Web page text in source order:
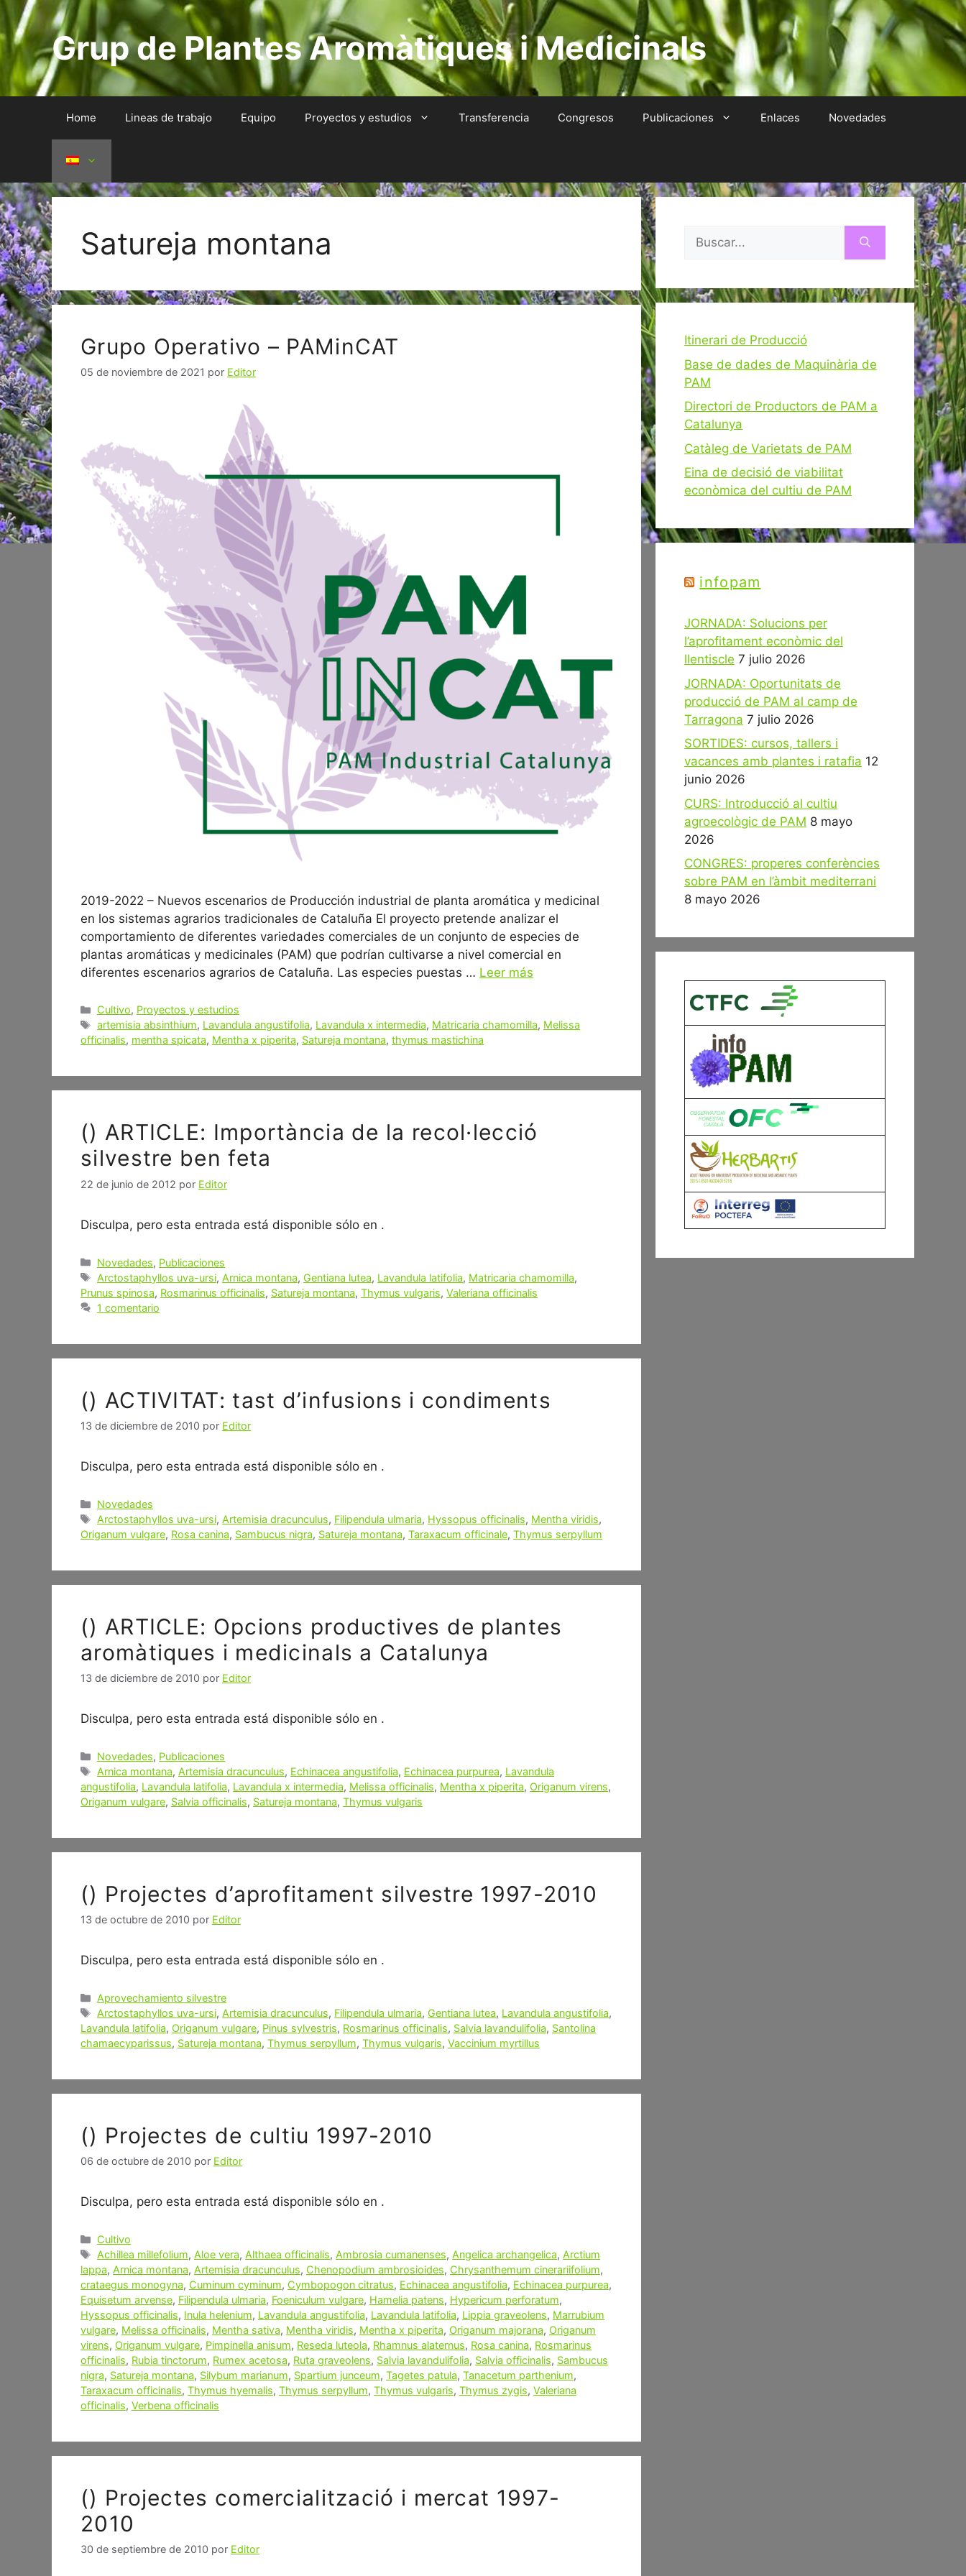
Saltar
contenidoGrup de Plantes Aromàtiques i Medicinals
Home Lineas de trabajo Equipo Proyectos y estudios Transferencia Congresos Publicaciones Enlaces Novedades
Satureja montana
Grupo Operativo – PAMinCAT
05 de noviembre de 2021 por Editor
2019-2022 – Nuevos escenarios de Producción industrial de planta aromática y medicinal
en los sistemas agrarios tradicionales de Cataluña El proyecto pretende analizar el
comportamiento de diferentes variedades comerciales de un conjunto de especies de
plantas aromáticas y medicinales (PAM) que podrían cultivarse a nivel comercial en
diferentes escenarios agrarios de Cataluña. Las especies puestas … Leer más
Categorías
Cultivo, Proyectos y estudios
Etiquetas
artemisia absinthium, Lavandula angustifolia, Lavandula x intermedia, Matricaria chamomilla, Melissa
officinalis, mentha spicata, Mentha x piperita, Satureja montana, thymus mastichina
() ARTICLE: Importància de la recol·lecció
silvestre ben feta
22 de junio de 2012 por Editor
Disculpa, pero esta entrada está disponible sólo en .
Categorías
Novedades, Publicaciones
Etiquetas
Arctostaphyllos uva-ursi,Arnica montana,Gentiana lutea, Lavandula latifolia, Matricaria chamomilla,
Prunus spinosa, Rosmarinus officinalis, Satureja montana, Thymus vulgaris, Valeriana officinalis
1 comentario
() ACTIVITAT: tast d’infusions i condiments
13 de diciembre de 2010 por Editor
Disculpa, pero esta entrada está disponible sólo en .
Categorías
Novedades
Etiquetas
Arctostaphyllos uva-ursi,Artemisia dracunculus, Filipendula ulmaria, Hyssopus officinalis, Mentha viridis,
Origanum vulgare, Rosa canina, Sambucus nigra, Satureja montana, Taraxacum officinale, Thymus serpyllum
() ARTICLE: Opcions productives de plantes
aromàtiques i medicinals a Catalunya
13 de diciembre de 2010 por Editor
Disculpa, pero esta entrada está disponible sólo en .
Categorías
Novedades, Publicaciones
Etiquetas
Arnica montana,Artemisia dracunculus, Echinacea angustifolia, Echinacea purpurea, Lavandula
angustifolia, Lavandula latifolia, Lavandula x intermedia, Melissa officinalis, Mentha x piperita, Origanum virens,
Origanum vulgare, Salvia officinalis, Satureja montana, Thymus vulgaris
() Projectes d’aprofitament silvestre 1997-2010
13 de octubre de 2010 por Editor
Disculpa, pero esta entrada está disponible sólo en .
Categorías
Aprovechamiento silvestre
Etiquetas
Arctostaphyllos uva-ursi,Artemisia dracunculus, Filipendula ulmaria,Gentiana lutea, Lavandula angustifolia,
Lavandula latifolia, Origanum vulgare, Pinus sylvestris, Rosmarinus officinalis, Salvia lavandulifolia, Santolina
chamaecyparissus, Satureja montana, Thymus serpyllum, Thymus vulgaris, Vaccinium myrtillus
() Projectes de cultiu 1997-2010
06 de octubre de 2010 por Editor
Disculpa, pero esta entrada está disponible sólo en .
Categorías
Cultivo
Etiquetas
Achillea millefolium,Aloe vera,Althaea officinalis,Ambrosia cumanenses,Angelica archangelica,Arctium
lappa, Arnica montana, Artemisia dracunculus, Chenopodium ambrosioides, Chrysanthemum cinerariifolium,
crataegus monogyna, Cuminum cyminum, Cymbopogon citratus, Echinacea angustifolia, Echinacea purpurea,
Equisetum arvense, Filipendula ulmaria, Foeniculum vulgare, Hamelia patens, Hypericum perforatum,
Hyssopus officinalis, Inula helenium, Lavandula angustifolia, Lavandula latifolia, Lippia graveolens, Marrubium
vulgare, Melissa officinalis, Mentha sativa, Mentha viridis, Mentha x piperita, Origanum majorana, Origanum
virens, Origanum vulgare, Pimpinella anisum, Reseda luteola, Rhamnus alaternus, Rosa canina, Rosmarinus
officinalis, Rubia tinctorum, Rumex acetosa, Ruta graveolens, Salvia lavandulifolia, Salvia officinalis, Sambucus
nigra, Satureja montana, Silybum marianum, Spartium junceum, Tagetes patula, Tanacetum parthenium,
Taraxacum officinalis, Thymus hyemalis, Thymus serpyllum, Thymus vulgaris, Thymus zygis, Valeriana
officinalis, Verbena officinalis
() Projectes comercialització i mercat 1997-
2010
30 de septiembre de 2010 por Editor
Buscar:
Itinerari de Producció
Base de dades de Maquinària de
PAM
Directori de Productors de PAM a
Catalunya
Catàleg de Varietats de PAM
Eina de decisió de viabilitat
econòmica del cultiu de PAM
infopam
JORNADA: Solucions per
l’aprofitament econòmic del
llentiscle 7 julio 2026
JORNADA: Oportunitats de
producció de PAM al camp de
Tarragona 7 julio 2026
SORTIDES: cursos, tallers i
vacances amb plantes i ratafia 12
junio 2026
CURS: Introducció al cultiu
agroecològic de PAM 8 mayo
2026
CONGRES: properes conferències
sobre PAM en l’àmbit mediterrani
8 mayo 2026